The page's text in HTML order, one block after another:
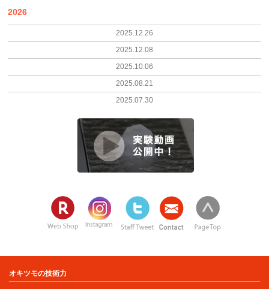
2026
2025.12.26
2025.12.08
2025.10.06
2025.08.21
2025.07.30
オキツモの技術力